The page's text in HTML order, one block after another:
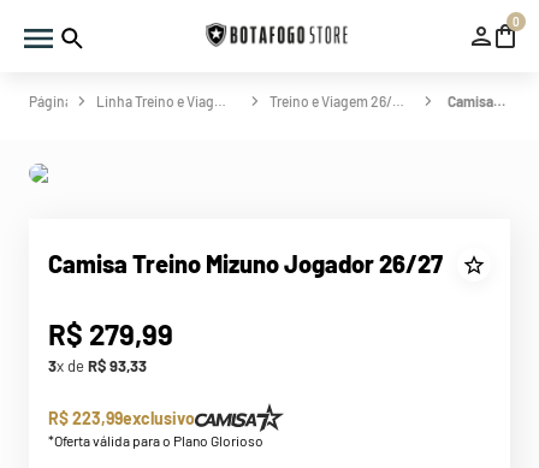
0
Linha Treino e Viagem Treino e Viagem 26/27 Camisa Treino Mizuno Jogador 26/27
Camisa Treino Mizuno Jogador 26/27
R$ 279,99
3x deR$93,33
R$ 223,99exclusivo
*Oferta válida para o Plano Glorioso